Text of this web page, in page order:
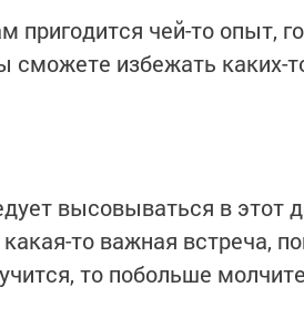
пригодится чей-то опыт,
сможете избежать каких-
высовываться в этот
то важная встреча,
то побольше